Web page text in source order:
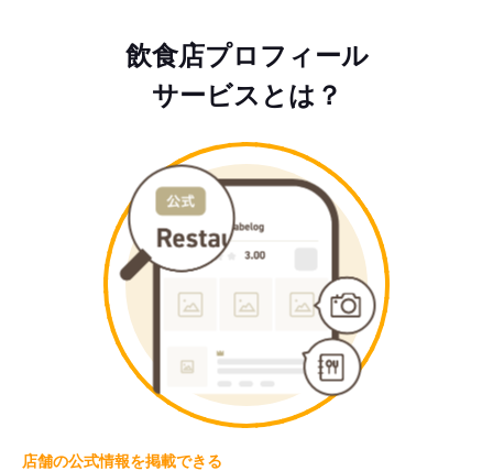
飲食店プロフィール
サービスとは？
店舗の公式情報を掲載できる